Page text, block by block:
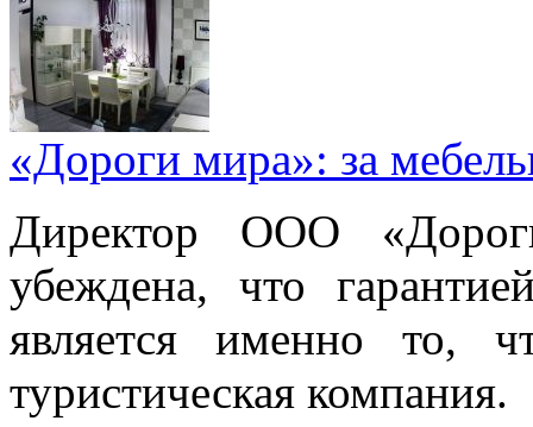
«Дороги мира»: за
Директор ООО
убеждена, что
является именно то,
туристическая компания.